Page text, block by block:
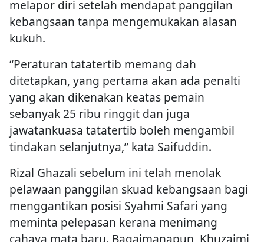
melapor diri setelah mendapat panggilan
kebangsaan tanpa mengemukakan alasan
kukuh.
“Peraturan tatatertib memang dah
ditetapkan, yang pertama akan ada penalti
yang akan dikenakan keatas pemain
sebanyak 25 ribu ringgit dan juga
jawatankuasa tatatertib boleh mengambil
tindakan selanjutnya,” kata Saifuddin.
Rizal Ghazali sebelum ini telah menolak
pelawaan panggilan skuad kebangsaan bagi
menggantikan posisi Syahmi Safari yang
meminta pelepasan kerana menimang